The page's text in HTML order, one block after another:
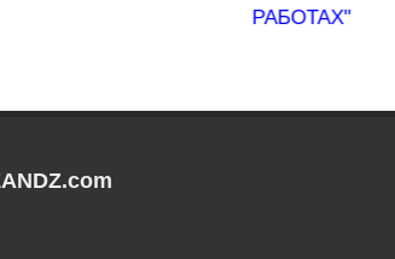
РАБОТАХ"